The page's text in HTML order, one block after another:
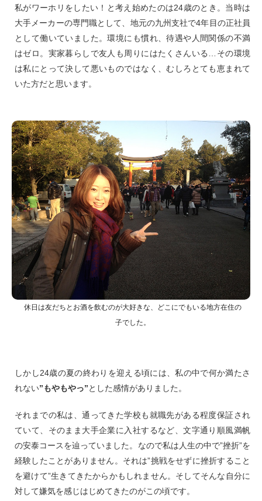
私がワーホリをしたい！と考え始めたのは24歳のとき。当時は
大手メーカーの専門職として、地元の九州支社で4年目の正社員
として働いていました。環境にも慣れ、待遇や人間関係の不満
はゼロ。実家暮らしで友人も周りにはたくさんいる…その環境
は私にとって決して悪いものではなく、むしろとても恵まれて
いた方だと思います。
休日は友だちとお酒を飲むのが大好きな、どこにでもいる地方在住の
子でした。
しかし24歳の夏の終わりを迎える頃には、私の中で何か満たさ
れない”もやもやっ”とした感情がありました。
それまでの私は、通ってきた学校も就職先がある程度保証され
ていて、そのまま大手企業に入社するなど、文字通り順風満帆
の安泰コースを辿っていました。なので私は人生の中で”挫折”を
経験したことがありません。それは”挑戦をせずに挫折すること
を避けて”生きてきたからかもしれません。そしてそんな自分に
対して嫌気を感じはじめてきたのがこの頃です。